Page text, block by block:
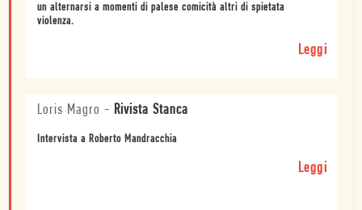
un alternarsi a momenti di palese comicità altri di spietata
violenza.
Leggi
Loris Magro - Rivista Stanca
Intervista a Roberto Mandracchia
Leggi